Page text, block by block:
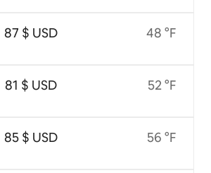
87 $ USD
81 $ USD
85 $ USD
48 °F
52 °F
56 °F